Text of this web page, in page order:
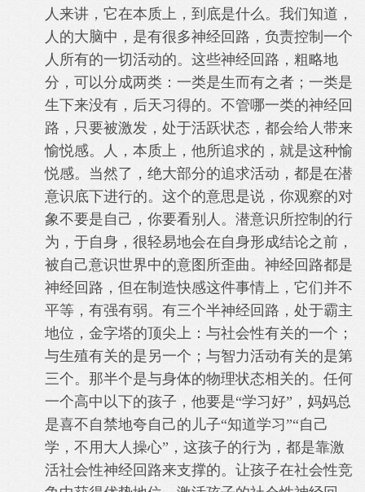
人来讲，它在本质上，到底是什么。我们知道，
人的大脑中，是有很多神经回路，负责控制一个
人所有的一切活动的。这些神经回路，粗略地
分，可以分成两类：一类是生而有之者；一类是
生下来没有，后天习得的。不管哪一类的神经回
路，只要被激发，处于活跃状态，都会给人带来
愉悦感。人，本质上，他所追求的，就是这种愉
悦感。当然了，绝大部分的追求活动，都是在潜
意识底下进行的。这个的意思是说，你观察的对
象不要是自己，你要看别人。潜意识所控制的行
为，于自身，很轻易地会在自身形成结论之前，
被自己意识世界中的意图所歪曲。神经回路都是
神经回路，但在制造快感这件事情上，它们并不
平等，有强有弱。有三个半神经回路，处于霸主
地位，金字塔的顶尖上：与社会性有关的一个；
与生殖有关的是另一个；与智力活动有关的是第
三个。那半个是与身体的物理状态相关的。任何
一个高中以下的孩子，他要是“学习好”，妈妈总
是喜不自禁地夸自己的儿子“知道学习”“自己
学，不用大人操心”，这孩子的行为，都是靠激
活社会性神经回路来支撑的。让孩子在社会性竞